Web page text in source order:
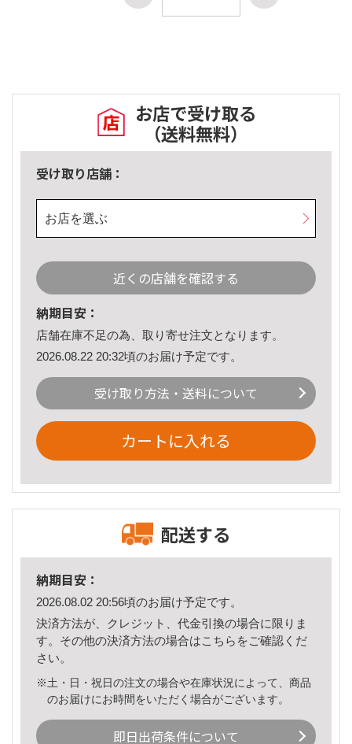
お店で受け取る
（送料無料）
受け取り店舗：
お店を選ぶ
近くの店舗を確認する
納期目安：
店舗在庫不足の為、取り寄せ注文となります。
2026.08.22 20:32頃のお届け予定です。
受け取り方法・送料について
カートに入れる
配送する
納期目安：
2026.08.02 20:56頃のお届け予定です。
決済方法が、クレジット、代金引換の場合に限りま
す。その他の決済方法の場合はこちら をご確認くだ
さい。
※土・日・祝日の注文の場合や在庫状況によって、商品
のお届けにお時間をいただく場合がございます。
即日出荷条件について